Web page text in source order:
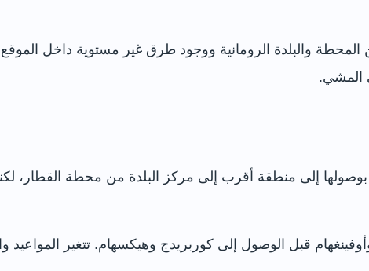
والبلدة الرومانية ووجود طرق غير مستوية داخل الموقع
المشي.
إلى منطقة أقرب إلى مركز البلدة من محطة القطار،